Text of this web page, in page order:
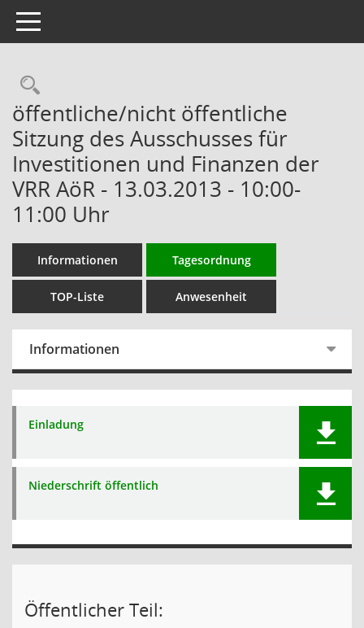
Toggle navigation
Rechercheauswahl
öffentliche/nicht öffentliche
Sitzung des Ausschusses für
Investitionen und Finanzen der
VRR AöR - 13.03.2013 - 10:00-
11:00 Uhr
Informationen Tagesordnung
TOP-Liste Anwesenheit
Informationen
Einladung
Niederschrift öffentlich
Öffentlicher Teil: